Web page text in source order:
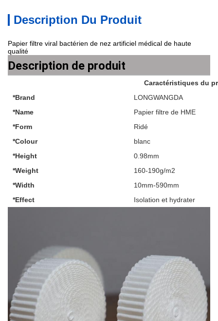
Description Du Produit
Papier filtre viral bactérien de nez artificiel médical de haute
qualité
Description de produit
Caractéristiques du
*Brand
LONGWANGDA
*Name
Papier filtre de HME
*Form
Ridé
*Colour
blanc
*Height
0.98mm
*Weight
160-190g/m2
*Width
10mm-590mm
*Effect
Isolation et hydrater